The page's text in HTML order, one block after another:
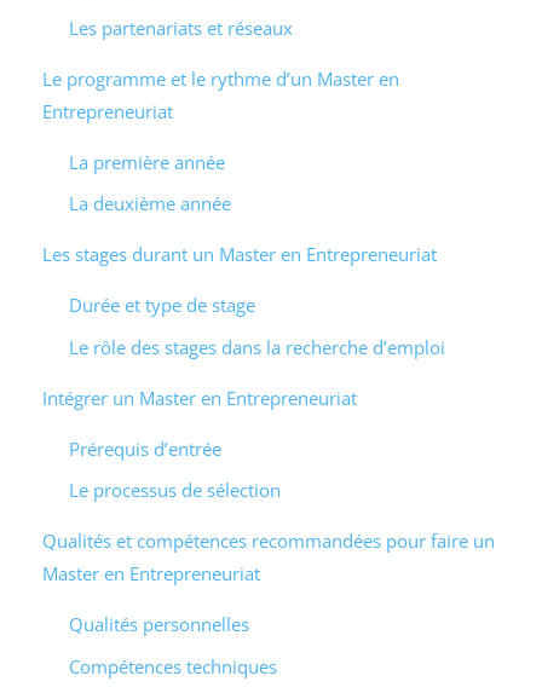
Les partenariats et réseaux
Le programme et le rythme d’un Master en
Entrepreneuriat
La première année
La deuxième année
Les stages durant un Master en Entrepreneuriat
Durée et type de stage
Le rôle des stages dans la recherche d’emploi
Intégrer un Master en Entrepreneuriat
Prérequis d’entrée
Le processus de sélection
Qualités et compétences recommandées pour faire un
Master en Entrepreneuriat
Qualités personnelles
Compétences techniques